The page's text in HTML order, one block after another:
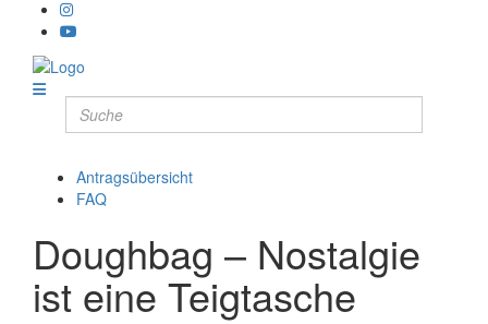
Antragsübersicht
FAQ
Doughbag – Nostalgie
ist eine Teigtasche